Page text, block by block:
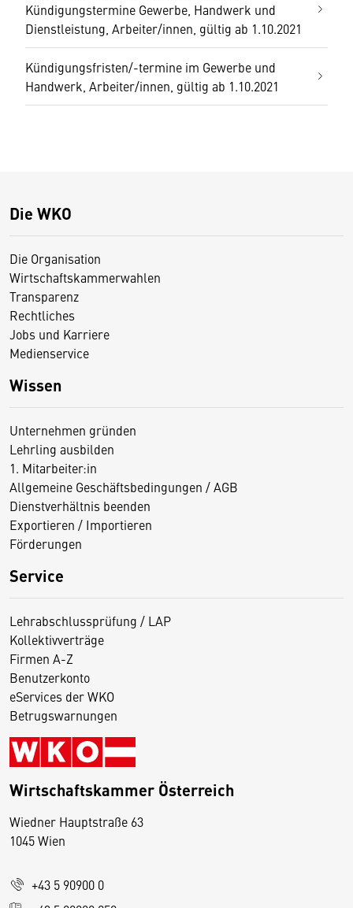
Kündigungstermine Gewerbe, Handwerk und
Dienstleistung, Arbeiter/innen, gültig ab 1.10.2021
Kündigungsfristen/-termine im Gewerbe und
Handwerk, Arbeiter/innen, gültig ab 1.10.2021
Die WKO
Die Organisation
Wirtschaftskammerwahlen
Transparenz
Rechtliches
Jobs und Karriere
Medienservice
Wissen
Unternehmen gründen
Lehrling ausbilden
1. Mitarbeiter:in
Allgemeine Geschäftsbedingungen / AGB
Dienstverhältnis beenden
Exportieren / Importieren
Förderungen
Service
Lehrabschlussprüfung / LAP
Kollektivverträge
Firmen A-Z
Benutzerkonto
eServices der WKO
Betrugswarnungen
Wirtschaftskammer Österreich
Wiedner Hauptstraße 63
1045 Wien
+43 5 90900 0
D
s